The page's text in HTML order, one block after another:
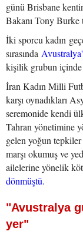
günü Brisbane
Bakanı Tony Burke
İki sporcu kadın
sırasında
kişilik grubun içinde
İran Kadın Milli
karşı oynadıkları
seremonide kendi
Tahran yönetimine
gelen yoğun
marşı okumuş ve
ailelerine yönelik
dönmüştü.
"Avustralya
yer"